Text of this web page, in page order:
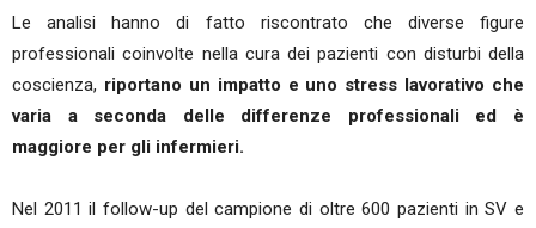
Le analisi hanno di fatto riscontrato che diverse figure
professionali coinvolte nella cura dei pazienti con disturbi della
coscienza, riportano un impatto e uno stress lavorativo che
varia a seconda delle differenze professionali ed è
maggiore per gli infermieri.
Nel 2011 il follow-up del campione di oltre 600 pazienti in SV e